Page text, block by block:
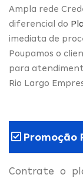
Ampla rede
diferencial do
imediata de
Poupamos o
para
Rio Largo
Promoção
Contrate o